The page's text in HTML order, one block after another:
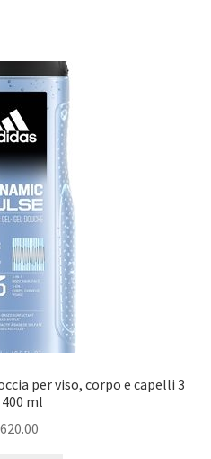
per viso, corpo e capelli 3
ml